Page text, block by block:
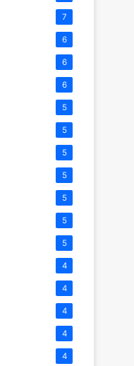
7
6
6
6
5
5
5
5
5
5
5
4
4
4
4
4